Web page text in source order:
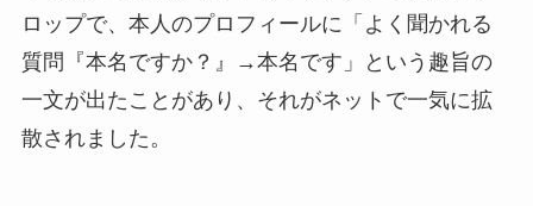
ロップで、本人のプロフィールに「よく聞かれる
質問『本名ですか？』→本名です」という趣旨の
一文が出たことがあり、それがネットで一気に拡
散されました。